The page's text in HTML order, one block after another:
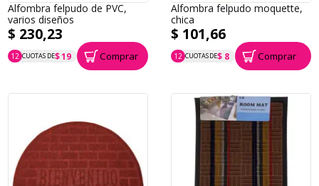
Alfombra felpudo de PVC,
varios diseños
$ 230,23
12 CUOTAS DE$ 19
P.T.F. $ 230 Comprar
Alfombra felpudo moquette,
chica
$ 101,66
12 CUOTAS DE$ 8
P.T.F. $ 102 Comprar